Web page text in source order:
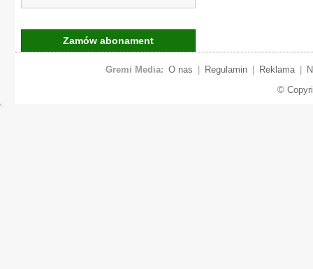
Zamów abonament
Gremi Media: O nas Regulamin Reklama
©